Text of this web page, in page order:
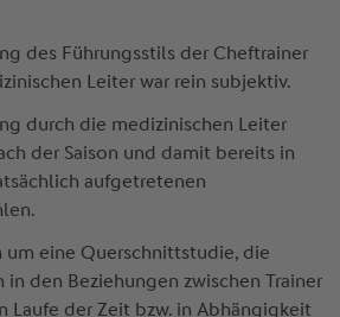
des Führungsstils der Cheftrainer
Leiter war rein subjektiv.
durch die medizinischen Leiter
der Saison und damit bereits in
aufgetretenen
um eine Querschnittstudie, die
in den Beziehungen zwischen Trainer
Laufe der Zeit bzw. in Abhängigkeit